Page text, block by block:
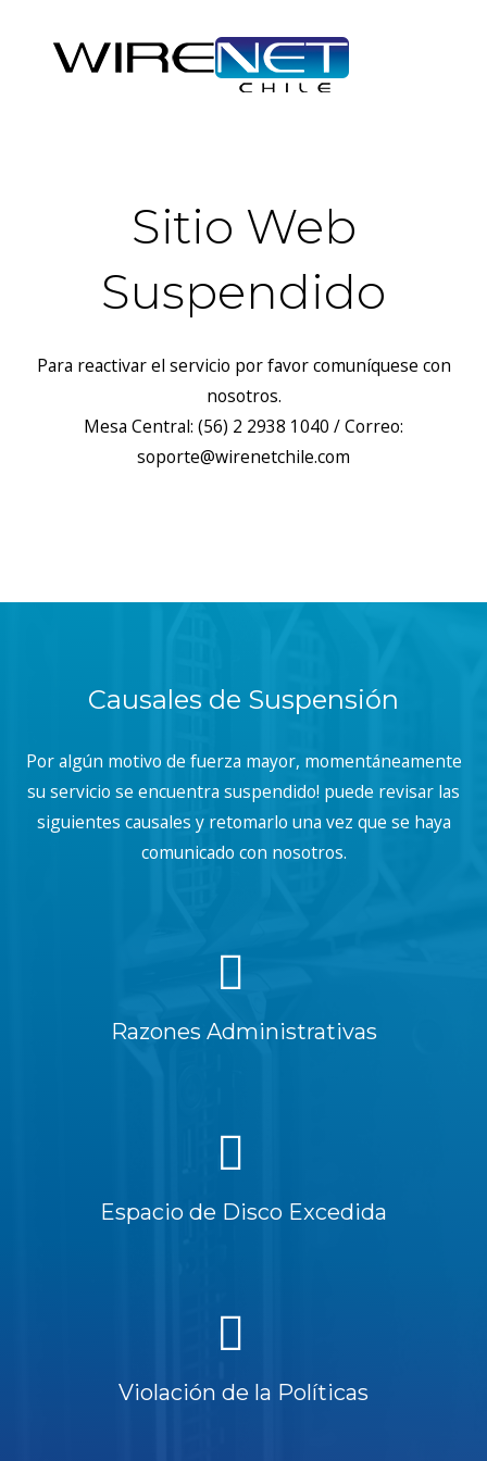
Sitio Web
Suspendido
Para reactivar el servicio por favor comuníquese con
nosotros.
Mesa Central: (56) 2 2938 1040 / Correo:
soporte@wirenetchile.com
Causales de Suspensión
Por algún motivo de fuerza mayor, momentáneamente
su servicio se encuentra suspendido! puede revisar las
siguientes causales y retomarlo una vez que se haya
comunicado con nosotros.
Razones Administrativas
Espacio de Disco Excedida
Violación de la Políticas